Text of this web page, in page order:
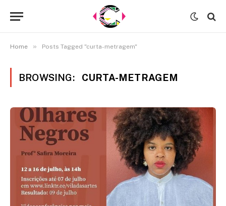
Home » Posts Tagged "curta-metragem"
BROWSING: CURTA-METRAGEM